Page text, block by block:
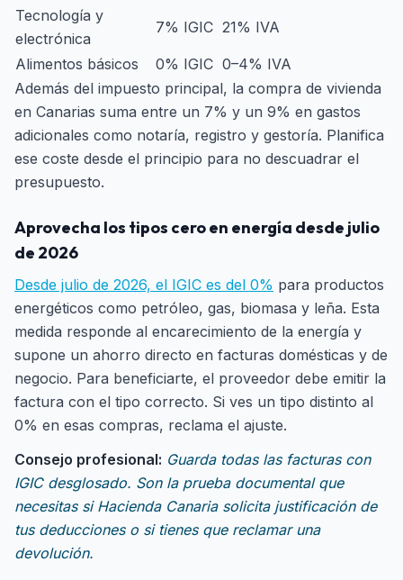
Tecnología y
electrónica
7% IGIC 21% IVA
Alimentos básicos 0% IGIC 0–4% IVA
Además del impuesto principal, la compra de vivienda
en Canarias suma entre un 7% y un 9% en gastos
adicionales como notaría, registro y gestoría. Planifica
ese coste desde el principio para no descuadrar el
presupuesto.
Aprovecha los tipos cero en energía desde julio
de 2026
Desde julio de 2026, el IGIC es del 0% para productos
energéticos como petróleo, gas, biomasa y leña. Esta
medida responde al encarecimiento de la energía y
supone un ahorro directo en facturas domésticas y de
negocio. Para beneficiarte, el proveedor debe emitir la
factura con el tipo correcto. Si ves un tipo distinto al
0% en esas compras, reclama el ajuste.
Consejo profesional: Guarda todas las facturas con
IGIC desglosado. Son la prueba documental que
necesitas si Hacienda Canaria solicita justificación de
tus deducciones o si tienes que reclamar una
devolución.